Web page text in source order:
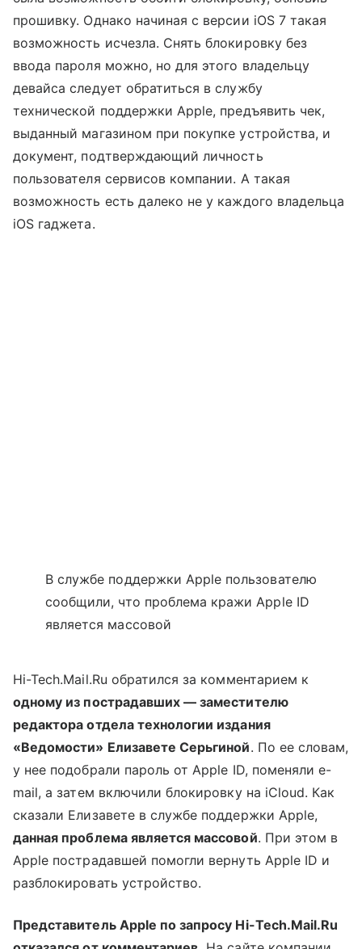
прошивку. Однако начиная с версии iOS 7 такая
возможность исчезла. Снять блокировку без
ввода пароля можно, но для этого владельцу
девайса следует обратиться в службу
технической поддержки Apple, предъявить чек,
выданный магазином при покупке устройства, и
документ, подтверждающий личность
пользователя сервисов компании. А такая
возможность есть далеко не у каждого владельца
iOS гаджета.
В службе поддержки Apple пользователю
сообщили, что проблема кражи Apple ID
является массовой
Hi-Tech.Mail.Ru обратился за комментарием к
одному из пострадавших — заместителю
редактора отдела технологии издания
«Ведомости» Елизавете Серьгиной. По ее словам,
у нее подобрали пароль от Apple ID, поменяли e-
mail, а затем включили блокировку на iCloud. Как
сказали Елизавете в службе поддержки Apple,
данная проблема является массовой. При этом в
Apple пострадавшей помогли вернуть Apple ID и
разблокировать устройство.
Представитель Apple по запросу Hi-Tech.Mail.Ru